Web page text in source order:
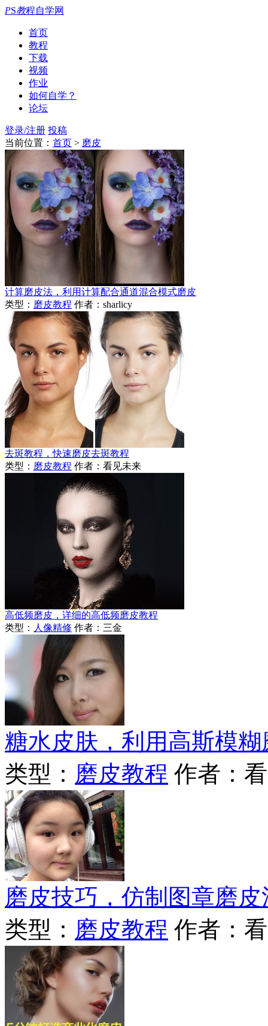
PS教程自学网
首页
教程
下载
视频
作业
如何自学？
论坛
登录/注册 投稿
当前位置： 首页 > 磨皮
计算磨皮法，利用计算配合通道混合模式磨皮
类型： 磨皮教程 作者：sharlicy
去斑教程，快速磨皮去斑教程
类型： 磨皮教程 作者：看见未来
高低频磨皮，详细的高低频磨皮教程
类型： 人像精修 作者：三金
糖水皮肤，利用高斯模
类型： 磨皮教程 作者：
磨皮技巧，仿制图章磨皮
类型： 磨皮教程 作者：